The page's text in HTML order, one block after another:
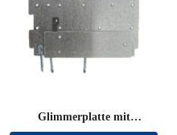
Glimmerplatte mit